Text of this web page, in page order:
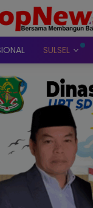
SULSEL